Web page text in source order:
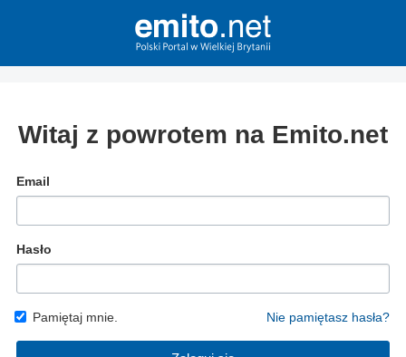
Witaj z powrotem na Emito.net
Email
Hasło
Pamiętaj mnie. Nie pamiętasz hasła?